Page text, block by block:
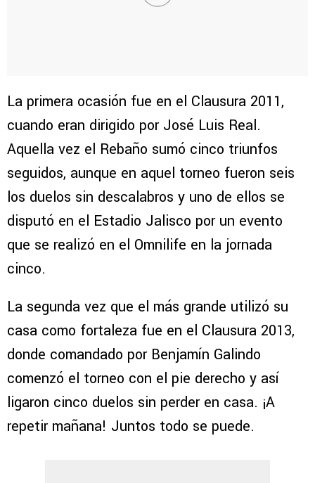
La primera ocasión fue en el Clausura 2011,
cuando eran dirigido por José Luis Real.
Aquella vez el Rebaño sumó cinco triunfos
seguidos, aunque en aquel torneo fueron seis
los duelos sin descalabros y uno de ellos se
disputó en el Estadio Jalisco por un evento
que se realizó en el Omnilife en la jornada
cinco.
La segunda vez que el más grande utilizó su
casa como fortaleza fue en el Clausura 2013,
donde comandado por Benjamín Galindo
comenzó el torneo con el pie derecho y así
ligaron cinco duelos sin perder en casa. ¡A
repetir mañana! Juntos todo se puede.